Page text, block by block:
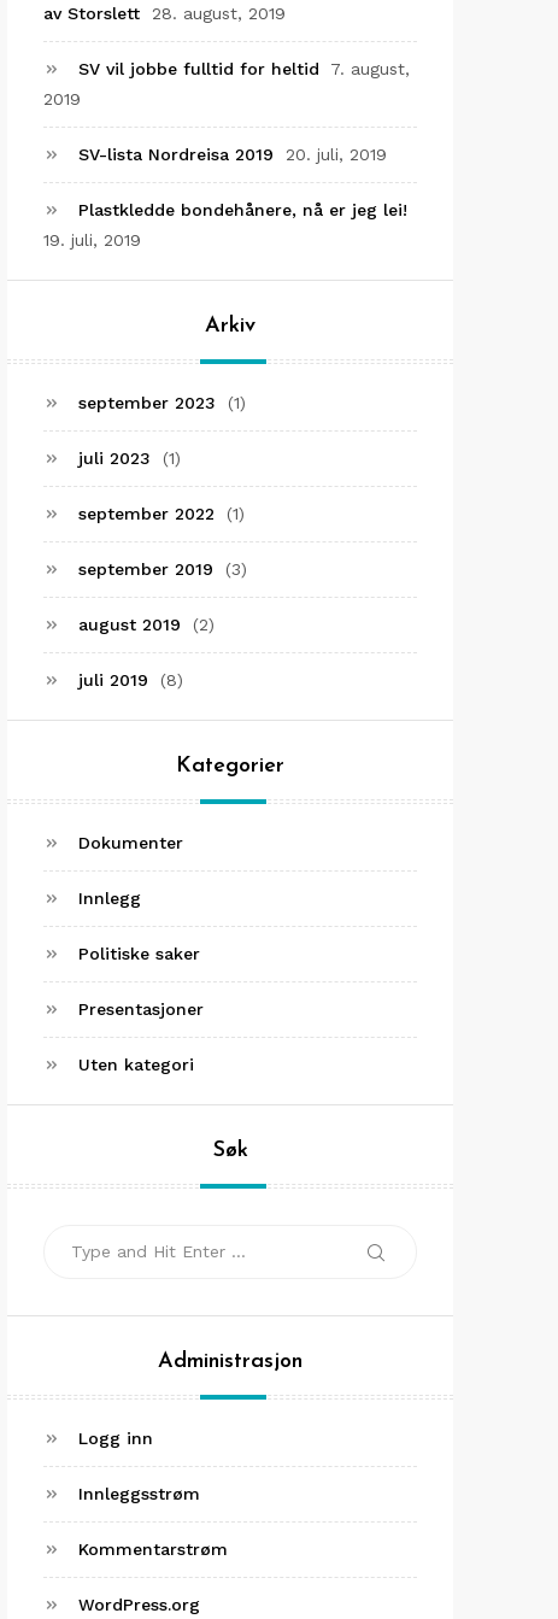
av Storslett
28. august, 2019
SV vil jobbe fulltid for heltid
7. august,
2019
SV-lista Nordreisa 2019 20. juli, 2019
Plastkledde bondehånere, nå er jeg lei!
19. juli, 2019
Arkiv
september 2023 (1)
juli 2023 (1)
september 2022 (1)
september 2019 (3)
august 2019 (2)
juli 2019 (8)
Kategorier
Dokumenter
Innlegg
Politiske saker
Presentasjoner
Uten kategori
Søk
Search
Administrasjon
Logg inn
Innleggsstrøm
Kommentarstrøm
WordPress.org